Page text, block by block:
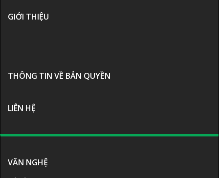
GIỚI THIỆU
THÔNG TIN VỀ BẢN QUYỀN
LIÊN HỆ
VĂN NGHỆ